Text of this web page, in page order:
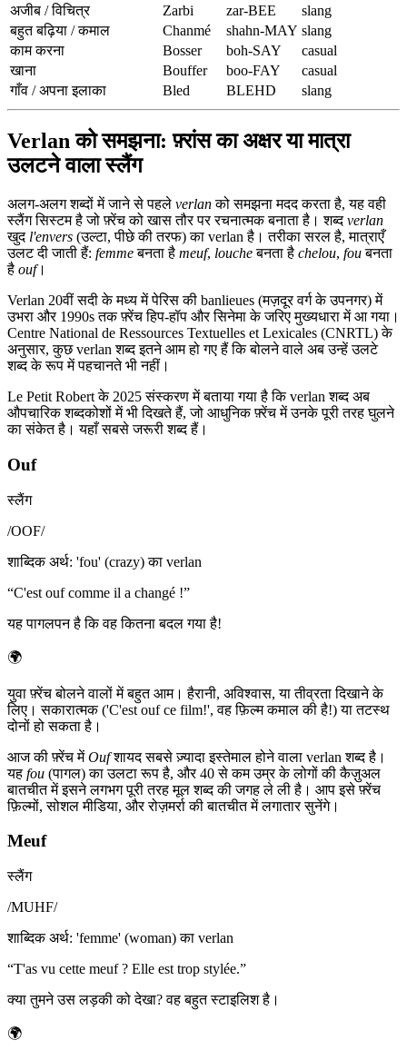
अजीब / विचित्र
Zarbi zar-BEE
slang
बहुत बढ़िया / कमाल
Chanmé shahn-MAY slang
काम करना
Bosser boh-SAY
casual
खाना
Bouffer boo-FAY
casual
गाँव / अपना इलाका
Bled BLEHD slang
Verlan को समझना: फ़्रांस का अक्षर या मात्रा
उलटने वाला स्लैंग
अलग-अलग शब्दों में जाने से पहले verlanको समझना मदद करता है, यह वही
स्लैंग सिस्टम है जो फ़्रेंच को खास तौर पर रचनात्मक बनाता है। शब्दverlan
खुद l'envers (उल्टा, पीछे की तरफ) का verlan है। तरीका सरल है, मात्राएँ
उलट दी जाती हैं: femmeबनता है meuf, loucheबनता है chelou, fouबनता
है ouf।
Verlan 20वीं सदी के मध्य में पेरिस की banlieues (मज़दूर वर्ग के उपनगर) में
उभरा और 1990s तक फ़्रेंच हिप-हॉप और सिनेमा के जरिए मुख्यधारा में आ गया।
Centre National de Ressources Textuelles et Lexicales (CNRTL) के
अनुसार, कुछ verlan शब्द इतने आम हो गए हैं कि बोलने वाले अब उन्हें उलटे
शब्द के रूप में पहचानते भी नहीं।
Le Petit Robert के 2025 संस्करण में बताया गया है कि verlan शब्द अब
औपचारिक शब्दकोशों में भी दिखते हैं, जो आधुनिक फ़्रेंच में उनके पूरी तरह घुलने
का संकेत है। यहाँ सबसे जरूरी शब्द हैं।
Ouf
स्लैंग
/OOF/
शाब्दिक अर्थ: 'fou' (crazy) का verlan
“C'est ouf comme il a changé !”
यह पागलपन है कि वह कितना बदल गया है!
🌍
युवा फ़्रेंच बोलने वालों में बहुत आम। हैरानी, अविश्वास, या तीव्रता दिखाने के
लिए। सकारात्मक ('C'est ouf ce film!', वह फ़िल्म कमाल की है!) या तटस्थ
दोनों हो सकता है।
आज की फ़्रेंच मेंOufशायद सबसे ज़्यादा इस्तेमाल होने वाला verlan शब्द है।
यह fou (पागल) का उलटा रूप है, और 40 से कम उम्र के लोगों की कैज़ुअल
बातचीत में इसने लगभग पूरी तरह मूल शब्द की जगह ले ली है। आप इसे फ़्रेंच
फ़िल्मों, सोशल मीडिया, और रोज़मर्रा की बातचीत में लगातार सुनेंगे।
Meuf
स्लैंग
/MUHF/
शाब्दिक अर्थ: 'femme' (woman) का verlan
“T'as vu cette meuf ? Elle est trop stylée.”
क्या तुमने उस लड़की को देखा? वह बहुत स्टाइलिश है।
🌍